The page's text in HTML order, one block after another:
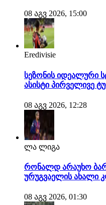
08 აგვ 2026, 15:00
Eredivisie
სეზონის იდეალური
ასისტი პირველივე
08 აგვ 2026, 12:28
ლა ლიგა
რონალდ არაუხო
ურუგვაელის ახალი
08 აგვ 2026, 01:30